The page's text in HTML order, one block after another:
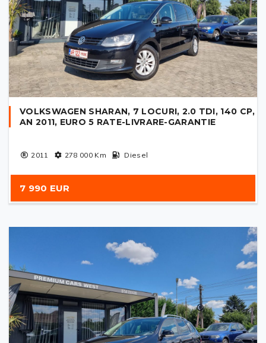
VOLKSWAGEN SHARAN, 7 LOCURI, 2.0 TDI, 140 CP,
AN 2011, EURO 5 RATE-LIVRARE-GARANTIE
2011 278 000Km Diesel
7 990 EUR